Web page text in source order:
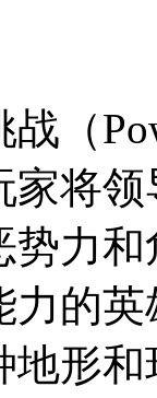
（
家将
势力
力的
地形